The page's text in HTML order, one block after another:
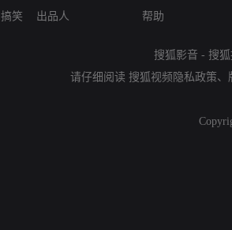
搞笑
出品人
帮助
搜狐影音 - 搜
请仔细阅读 搜狐视频隐私政策、